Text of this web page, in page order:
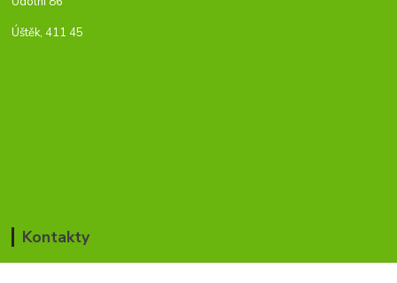
Úštěk, 411 45
Kontakty